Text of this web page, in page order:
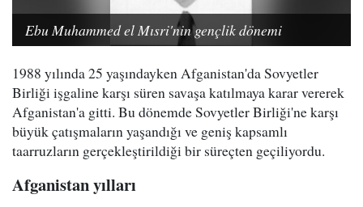
Ebu Muhammed el Mısri'nin gençlik dönemi
1988 yılında 25 yaşındayken Afganistan'da Sovyetler
Birliği işgaline karşı süren savaşa katılmaya karar vererek
Afganistan'a gitti. Bu dönemde Sovyetler Birliği'ne karşı
büyük çatışmaların yaşandığı ve geniş kapsamlı
taarruzların gerçekleştirildiği bir süreçten geçiliyordu.
Afganistan yılları